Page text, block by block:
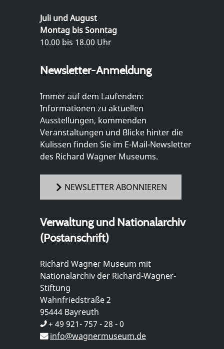
Juli und August
Montag bis Sonntag
10.00 bis 18.00 Uhr
Newsletter-Anmeldung
Immer auf dem Laufenden:
Informationen zu aktuellen
Ausstellungen, kommenden
Veranstaltungen und Blicke hinter die
Kulissen finden Sie im E-Mail-Newsletter
des Richard Wagner Museums.
NEWSLETTER ABONNIEREN
Verwaltung und Nationalarchiv
(Postanschrift)
Richard Wagner Museum mit
Nationalarchiv der Richard-Wagner-
Stiftung
Wahnfriedstraße 2
95444 Bayreuth
+ 49 921- 757 - 28 - 0
info@wagnermuseum.de